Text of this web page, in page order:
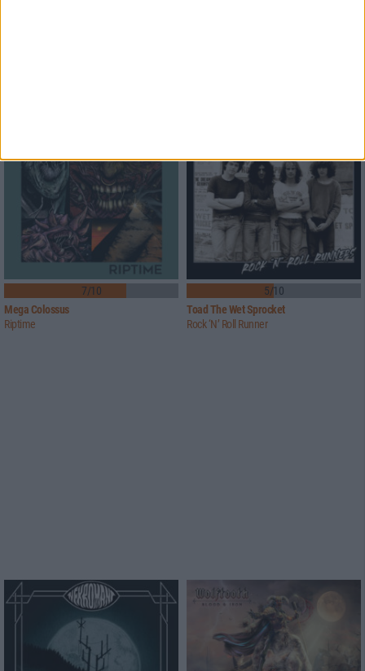
7/10
Mega Colossus
Riptime
5/10
Toad The Wet Sprocket
Rock ‘N’ Roll Runner